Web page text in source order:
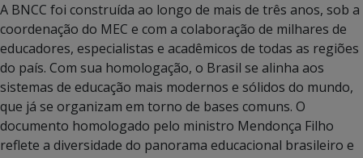
A BNCC foi construída ao longo de mais de três anos, sob a
coordenação do MEC e com a colaboração de milhares de
educadores, especialistas e acadêmicos de todas as regiões
do país. Com sua homologação, o Brasil se alinha aos
sistemas de educação mais modernos e sólidos do mundo,
que já se organizam em torno de bases comuns. O
documento homologado pelo ministro Mendonça Filho
reflete a diversidade do panorama educacional brasileiro e